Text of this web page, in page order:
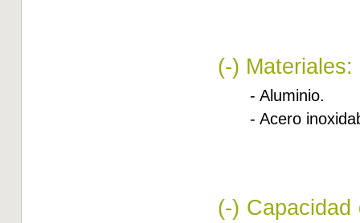
(-) Materiales:
- Aluminio.
- Acero
(-)